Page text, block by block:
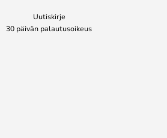
Uutiskirje
30 päivän palautusoikeus